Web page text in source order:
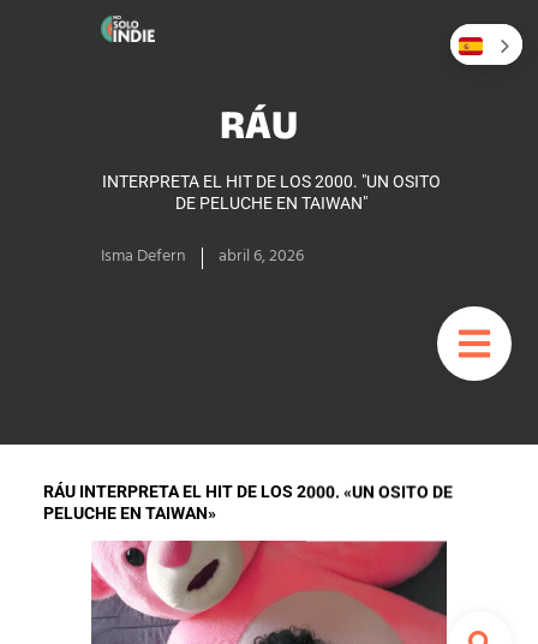
RÁU
INTERPRETA EL HIT DE LOS 2000. "UN OSITO
DE PELUCHE EN TAIWAN"
Isma Defern abril 6, 2026
RÁU INTERPRETA EL HIT DE LOS 2000. «UN OSITO DE
PELUCHE EN TAIWAN»